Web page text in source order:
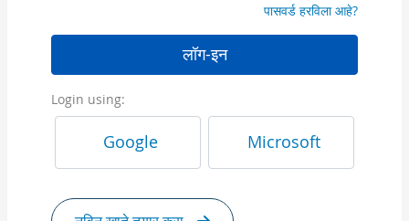
पासवर्ड हरविला आहे?
लॉग-इन
Login using:
Google Microsoft